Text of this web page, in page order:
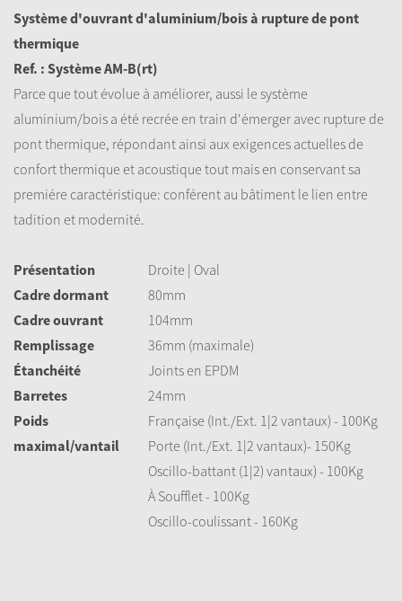
Système d'ouvrant d'aluminium/bois à rupture de pont
thermique
Ref. : Système AM-B(rt)
Parce que tout évolue à améliorer, aussi le système
aluminium/bois a été recrée en train d'émerger avec rupture de
pont thermique, répondant ainsi aux exigences actuelles de
confort thermique et acoustique tout mais en conservant sa
premiére caractéristique: conférent au bâtiment le lien entre
tadition et modernité.
Présentation
Droite | Oval
Cadre dormant
80mm
Cadre ouvrant
104mm
Remplissage
36mm (maximale)
Étanchéité
Joints en EPDM
Barretes
24mm
Poids
maximal/vantail
Française (Int./Ext. 1|2 vantaux) - 100Kg
Porte (Int./Ext. 1|2 vantaux)- 150Kg
Oscillo-battant (1|2) vantaux) - 100Kg
À Soufflet - 100Kg
Oscillo-coulissant - 160Kg